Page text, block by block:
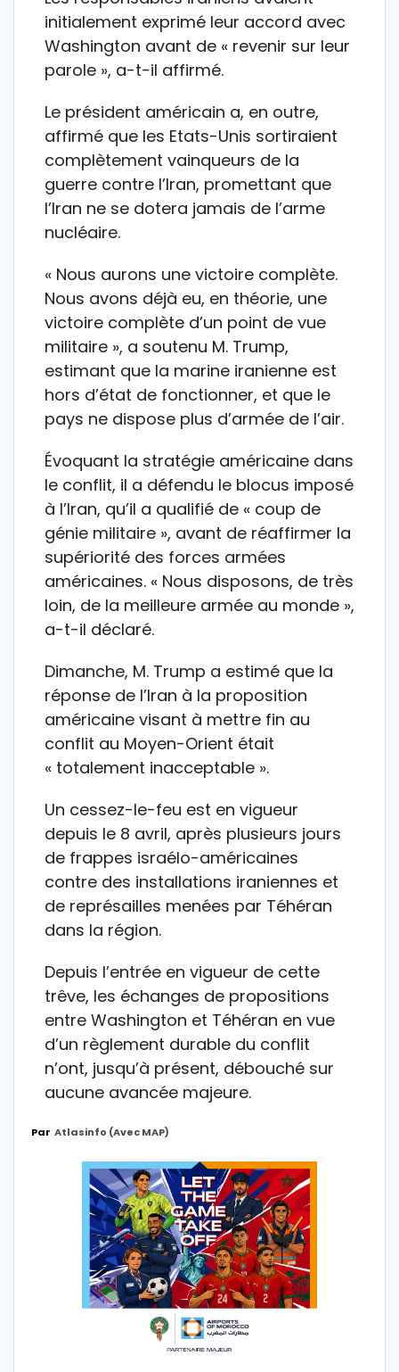
initialement exprimé leur accord avec
Washington avant de « revenir sur leur
parole », a-t-il affirmé.
Le président américain a, en outre,
affirmé que les Etats-Unis sortiraient
complètement vainqueurs de la
guerre contre l’Iran, promettant que
l’Iran ne se dotera jamais de l’arme
nucléaire.
« Nous aurons une victoire complète.
Nous avons déjà eu, en théorie, une
victoire complète d’un point de vue
militaire », a soutenu M. Trump,
estimant que la marine iranienne est
hors d’état de fonctionner, et que le
pays ne dispose plus d’armée de l’air.
Évoquant la stratégie américaine dans
le conflit, il a défendu le blocus imposé
à l’Iran, qu’il a qualifié de « coup de
génie militaire », avant de réaffirmer la
supériorité des forces armées
américaines. « Nous disposons, de très
loin, de la meilleure armée au monde »,
a-t-il déclaré.
Dimanche, M. Trump a estimé que la
réponse de l’Iran à la proposition
américaine visant à mettre fin au
conflit au Moyen-Orient était
« totalement inacceptable ».
Un cessez-le-feu est en vigueur
depuis le 8 avril, après plusieurs jours
de frappes israélo-américaines
contre des installations iraniennes et
de représailles menées par Téhéran
dans la région.
Depuis l’entrée en vigueur de cette
trêve, les échanges de propositions
entre Washington et Téhéran en vue
d’un règlement durable du conflit
n’ont, jusqu’à présent, débouché sur
aucune avancée majeure.
Par Atlasinfo (avec MAP)